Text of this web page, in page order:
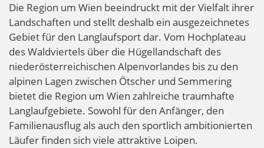
Die Region um Wien beeindruckt mit der Vielfalt ihrer
Landschaften und stellt deshalb ein ausgezeichnetes
Gebiet für den Langlaufsport dar. Vom Hochplateau
des Waldviertels über die Hügellandschaft des
niederösterreichischen Alpenvorlandes bis zu den
alpinen Lagen zwischen Ötscher und Semmering
bietet die Region um Wien zahlreiche traumhafte
Langlaufgebiete. Sowohl für den Anfänger, den
Familienausflug als auch den sportlich ambitionierten
Läufer finden sich viele attraktive Loipen.